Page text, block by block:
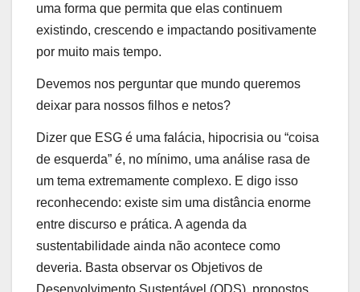
uma forma que permita que elas continuem
existindo, crescendo e impactando positivamente
por muito mais tempo.
Devemos nos perguntar que mundo queremos
deixar para nossos filhos e netos?
Dizer que ESG é uma falácia, hipocrisia ou “coisa
de esquerda” é, no mínimo, uma análise rasa de
um tema extremamente complexo. E digo isso
reconhecendo: existe sim uma distância enorme
entre discurso e prática. A agenda da
sustentabilidade ainda não acontece como
deveria. Basta observar os Objetivos de
Desenvolvimento Sustentável (ODS), propostos